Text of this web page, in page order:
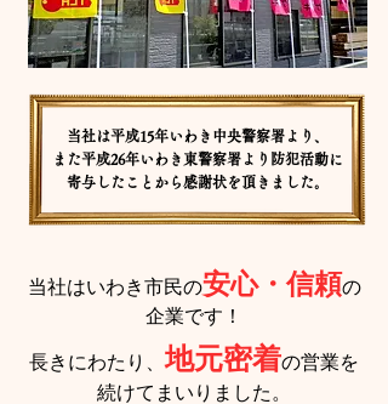
当社は平成15年いわき中央警察署より、
また平成26年いわき東警察署より防犯活動に
寄与したことから感謝状を頂きました。
当社はいわき市民の安心・信頼の
企業です！
長きにわたり、地元密着の営業を
続けてまいりました。